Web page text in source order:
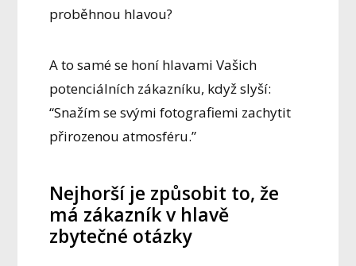
proběhnou hlavou?
A to samé se honí hlavami Vašich
potenciálních zákazníku, když slyší:
“Snažím se svými fotografiemi zachytit
přirozenou atmosféru.”
Nejhorší je způsobit to, že
má zákazník v hlavě
zbytečné otázky